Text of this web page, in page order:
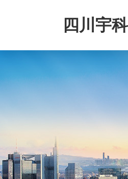
四川宇
公司